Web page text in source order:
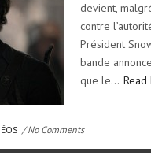
devient,
contre
Président
bande
que le…
/ No Comments